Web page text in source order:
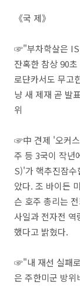
《국 제》
☞"부차학살은 IS
잔혹한 참상 90
로댠카서도 무고
냥 새 제재 곧 발
위
☞中 견제 '오커스
주 등 3국이 작년
S)'가 핵추진잠수
았다. 조 바이든
슨 호주 총리는
사일과 전자전 역
했다고 밝혔다.
☞"내 재선 실패
은 주한미군 방